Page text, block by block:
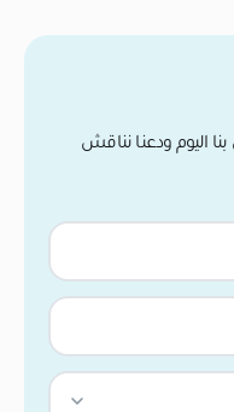
اليوم ودعنا نناقش